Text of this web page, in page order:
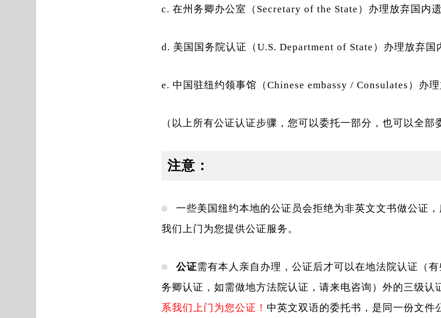
在州务卿办公室（Secretary of the State）办理放弃国内
美国国务院认证（U.S. Department of State）办理放弃国
中国驻纽约领事馆（Chinese embassy / Consulates）办
（以上所有公证认证步骤，您可以委托一部分，也可以全部
注意：
一些美国纽约本地的公证员会拒绝为非英文文书做公证
我们上门为您提供公证服务。
公证需有本人亲自办理，公证后才可以在地法院认证（
务卿认证，如需做地方法院认证，请来电咨询）外的三级认
系我们上门为您公证！ 中英文双语的委托书，是同一份文件